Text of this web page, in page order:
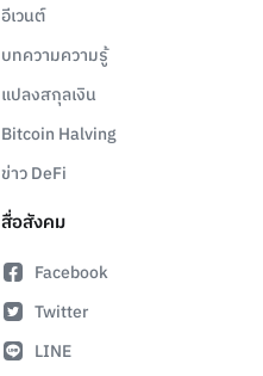
อีเวนต์
บทความความรู้
แปลงสกุลเงิน
Bitcoin Halving
ข่าว DeFi
สื่อสังคม
Facebook
Twitter
LINE